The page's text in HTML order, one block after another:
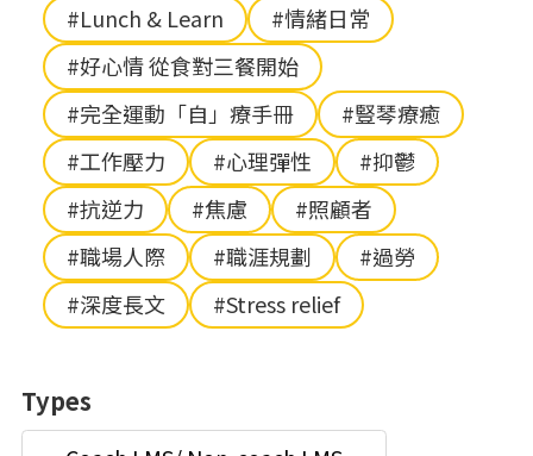
#Lunch & Learn
#情緒日常
#好心情 從食對三餐開始
#完全運動「自」療手冊
#豎琴療癒
#工作壓力
#心理彈性
#抑鬱
#抗逆力
#焦慮
#照顧者
#職場人際
#職涯規劃
#過勞
#深度長文
#Stress relief
Types